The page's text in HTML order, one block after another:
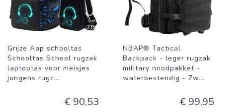
Grijze Aap schooltas
Schooltas School rugzak
laptoptas voor meisjes
jongens rugz...
€ 90,53
NBAP® Tactical
Backpack - leger rugzak
military noodpakket -
waterbestendig - Zw...
€ 99,95